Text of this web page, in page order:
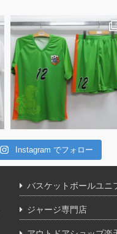
Instagram でフォロー
バスケットボールユニ
ジャージ専門店